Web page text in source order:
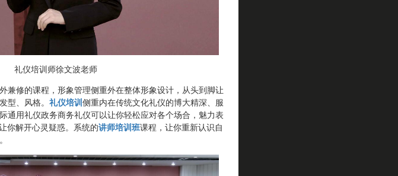
礼仪培训师徐文波老师
修的课程，形象管理侧重外在整体形象设计，从头到脚让
型、风格。 礼仪培训 侧重内在传统文化礼仪的博大精深、服
通用礼仪政务商务礼仪可以让你轻松应对各个场合，魅力表
你解开心灵疑惑。系统的讲师培训班课程，让你重新认识自